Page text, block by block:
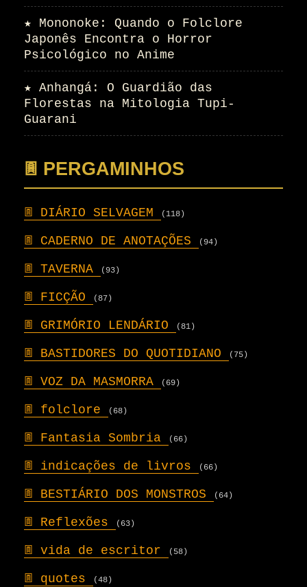
★ Mononoke: Quando o Folclore
Japonês Encontra o Horror
Psicológico no Anime
★ Anhangá: O Guardião das
Florestas na Mitologia Tupi-
Guarani
𖣍 PERGAMINHOS
𖣍 DIÁRIO SELVAGEM (118)
𖣍 CADERNO DE ANOTAÇÕES (94)
𖣍 TAVERNA (93)
𖣍 FICÇÃO (87)
𖣍 GRIMÓRIO LENDÁRIO (81)
𖣍 BASTIDORES DO QUOTIDIANO (75)
𖣍 VOZ DA MASMORRA (69)
𖣍 folclore (68)
𖣍 Fantasia Sombria (66)
𖣍 indicações de livros (66)
𖣍 BESTIÁRIO DOS MONSTROS (64)
𖣍 Reflexões (63)
𖣍 vida de escritor (58)
𖣍 quotes (48)